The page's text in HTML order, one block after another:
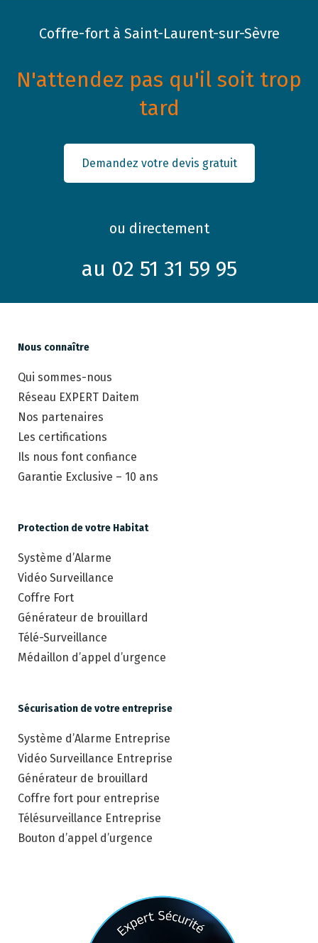
Coffre-fort à Saint-Laurent-sur-Sèvre
N'attendez pas qu'il soit trop
tard
Demandez votre devis gratuit
ou directement
au 02 51 31 59 95
Nous connaître
Qui sommes-nous
Réseau EXPERT Daitem
Nos partenaires
Les certifications
Ils nous font confiance
Garantie Exclusive – 10 ans
Protection de votre Habitat
Système d’Alarme
Vidéo Surveillance
Coffre Fort
Générateur de brouillard
Télé-Surveillance
Médaillon d’appel d’urgence
Sécurisation de votre entreprise
Système d’Alarme Entreprise
Vidéo Surveillance Entreprise
Générateur de brouillard
Coffre fort pour entreprise
Télésurveillance Entreprise
Bouton d’appel d’urgence